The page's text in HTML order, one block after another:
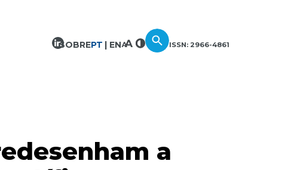
SOBREPT EN ISSN: 2966-4861
a